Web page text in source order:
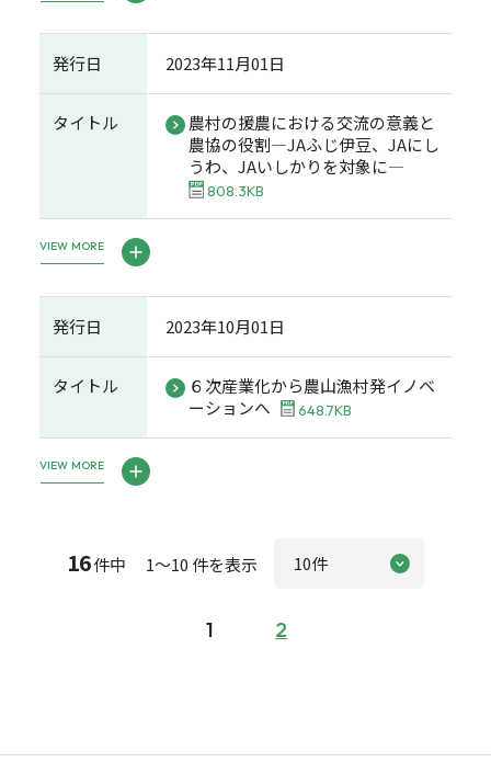
発行日 2023年11月01日
タイトル
農村の援農における交流の意義と
農協の役割―JAふじ伊豆、JAにし
うわ、JAいしかりを対象に―
808.3KB
VIEW MORE
発行日 2023年10月01日
タイトル
６次産業化から農山漁村発イノベ
ーションへ
648.7KB
VIEW MORE
16件中 1～10 件を表示
1 2